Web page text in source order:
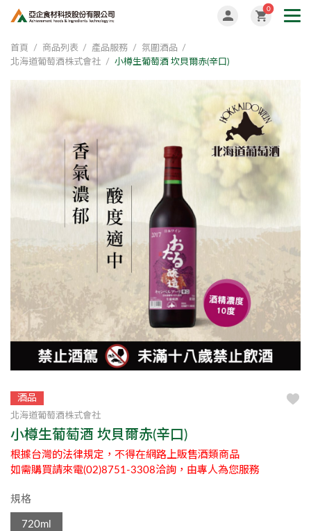
0
首頁 商品列表 產品服務
氛圍酒品
北海道葡萄酒株式會社
小樽生葡萄酒 坎貝爾赤(辛口)
酒品
北海道葡萄酒株式會社
小樽生葡萄酒 坎貝爾赤(辛口)
根據台灣的法律規定，不得在網路上販售酒類商品
如需購買請來電(02)8751-3308洽詢，由專人為您服務
規格
720ml